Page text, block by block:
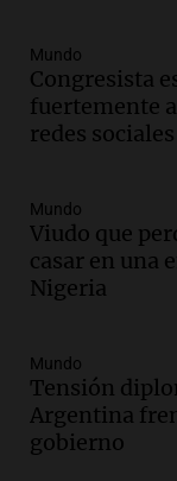
Una
Episodios
Audio.
Audio.El
Jorge
Episodios
Audio. El
las
Mundo
Congresista
fuertemente
redes sociales
Mundo
Viudo que
casar en una
Nigeria
Mundo
Tensión
Argentina
gobierno